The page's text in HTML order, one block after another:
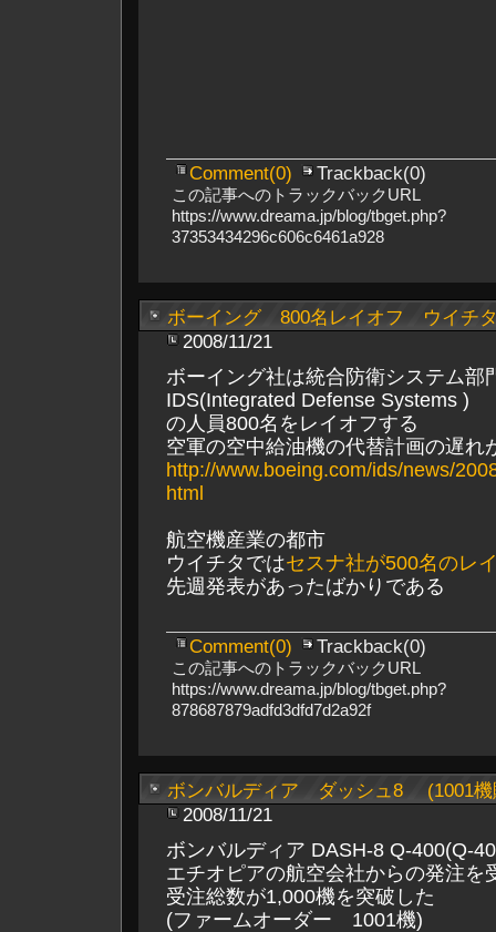
Comment(0) Trackback(0)
この記事へのトラックバックURL
https://www.dreama.jp/blog/tbget.php?
37353434296c606c6461a928
ボーイング 800名レイオフ ウイチ
2008/11/21
ボーイング社は統合防衛システム部
IDS(Integrated Defense Systems )
の人員800名をレイオフする
空軍の空中給油機の代替計画の遅れ
http://www.boeing.com/ids/news/
html
航空機産業の都市
ウイチタではセスナ社が500名のレ
先週発表があったばかりである
Comment(0) Trackback(0)
この記事へのトラックバックURL
https://www.dreama.jp/blog/tbget.php?
878687879adfd3dfd7d2a92f
ボンバルディア ダッシュ8 (1001機
2008/11/21
ボンバルディア DASH-8 Q-400(Q-
エチオピアの航空会社からの発注を
受注総数が1,000機を突破した
(ファームオーダー 1001機)